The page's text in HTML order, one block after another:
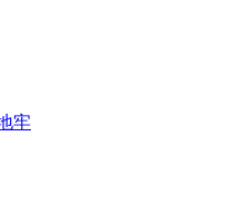
牢